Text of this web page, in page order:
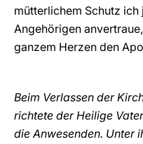
mütterlichem Schutz
Angehörigen
ganzem Herzen den
Beim Verlassen der
richtete der Heilige
die Anwesenden. Unter